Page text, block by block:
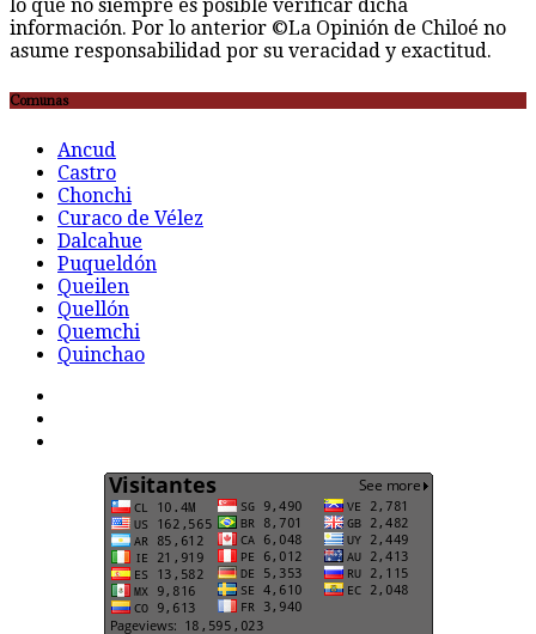
lo que no siempre es posible verificar dicha
información. Por lo anterior ©La Opinión de Chiloé no
asume responsabilidad por su veracidad y exactitud.
Comunas
Ancud
Castro
Chonchi
Curaco de Vélez
Dalcahue
Puqueldón
Queilen
Quellón
Quemchi
Quinchao